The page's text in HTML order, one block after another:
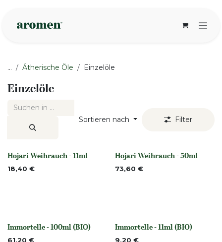
... Ätherische Öle Einzelöle
Einzelöle
Sortieren nach Filter
None
Hojari Weihrauch - 11ml
18,40 € None
Hojari Weihrauch - 50ml
73,60 €
None
Immortelle - 100ml (BIO)
61,20 € None
Immortelle - 11ml (BIO)
9,20 €